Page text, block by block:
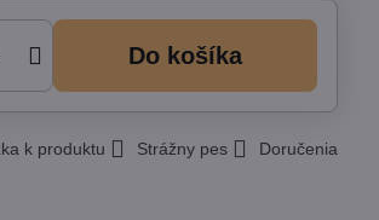
Do košíka
k produktu Strážny pes Doručenia